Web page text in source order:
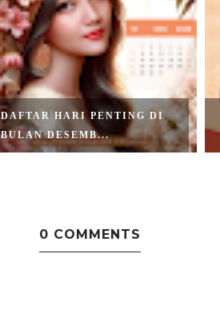
DAFTAR HARI PENTING DI
BULAN DESEMB...
0 COMMENTS